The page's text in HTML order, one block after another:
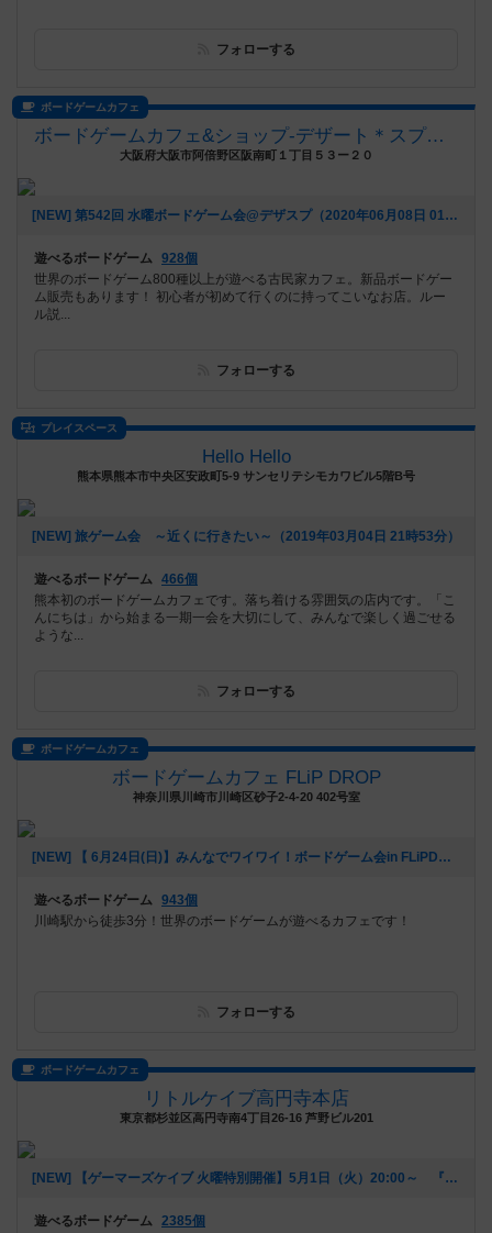
フォローする
ボードゲームカフェ
ボードゲームカフェ&ショップ-デザート＊スプーン(デザスプ)
大阪府大阪市阿倍野区阪南町１丁目５３ー２０
[NEW] 第542回 水曜ボードゲーム会@デザスプ（2020年06月08日 01時35分）
遊べるボードゲーム 928個
世界のボードゲーム800種以上が遊べる古民家カフェ。新品ボードゲー
ム販売もあります！ 初心者が初めて行くのに持ってこいなお店。ルー
ル説...
フォローする
プレイスペース
Hello Hello
熊本県熊本市中央区安政町5-9 サンセリテシモカワビル5階B号
[NEW] 旅ゲーム会 ～近くに行きたい～（2019年03月04日 21時53分）
遊べるボードゲーム 466個
熊本初のボードゲームカフェです。落ち着ける雰囲気の店内です。「こ
んにちは」から始まる一期一会を大切にして、みんなで楽しく過ごせる
ような...
フォローする
ボードゲームカフェ
ボードゲームカフェ FLiP DROP
神奈川県川崎市川崎区砂子2-4-20 402号室
[NEW] 【 6月24日(日)】みんなでワイワイ！ボードゲーム会in FLiPDROP 【 人狼とかやりたいの！！】（2018年06月06日 15時02分）
遊べるボードゲーム 943個
川崎駅から徒歩3分！世界のボードゲームが遊べるカフェです！
フォローする
ボードゲームカフェ
リトルケイブ高円寺本店
東京都杉並区高円寺南4丁目26-16 芦野ビル201
[NEW] 【ゲーマーズケイブ 火曜特別開催】5月1日（火）20:00～ 『ロールプレイヤー』（2018年04月22日 18時42分）
遊べるボードゲーム 2385個